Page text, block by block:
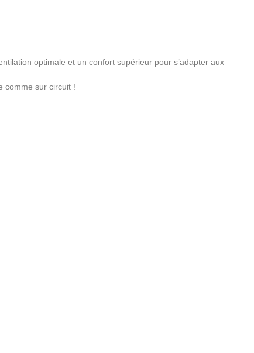
optimale et un confort supérieur pour s’adapter aux
comme sur circuit !